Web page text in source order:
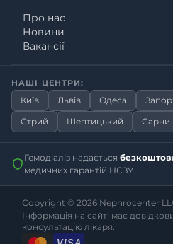
Про нас
Новини
Вакансії
НАШІ ЦЕНТРИ:
Київ Львів Одеса
Стрий
Шептицький Сарни
Гемодіаліз надається
медичних гарантій НСЗУ
Copyright © 2026 Nephrocenter
Інформація на сайті має
консультацію лікаря.